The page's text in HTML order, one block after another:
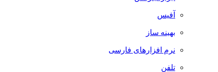
آفیس
بهینه ساز
نرم افزارهای فارسی
تلفن